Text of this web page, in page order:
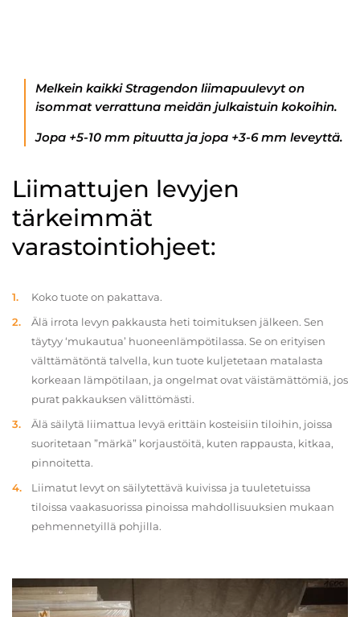
Melkein kaikki Stragendon liimapuulevyt on
isommat verrattuna meidän julkaistuin kokoihin.
Jopa +5-10 mm pituutta ja jopa +3-6 mm leveyttä.
Liimattujen levyjen
tärkeimmät
varastointiohjeet:
Koko tuote on pakattava.
Älä irrota levyn pakkausta heti toimituksen jälkeen. Sen
täytyy ‘mukautua’ huoneenlämpötilassa. Se on erityisen
välttämätöntä talvella, kun tuote kuljetetaan matalasta
korkeaan lämpötilaan, ja ongelmat ovat väistämättömiä, jos
purat pakkauksen välittömästi.
Älä säilytä liimattua levyä erittäin kosteisiin tiloihin, joissa
suoritetaan ”märkä” korjaustöitä, kuten rappausta, kitkaa,
pinnoitetta.
Liimatut levyt on säilytettävä kuivissa ja tuuletetuissa
tiloissa vaakasuorissa pinoissa mahdollisuuksien mukaan
pehmennetyillä pohjilla.